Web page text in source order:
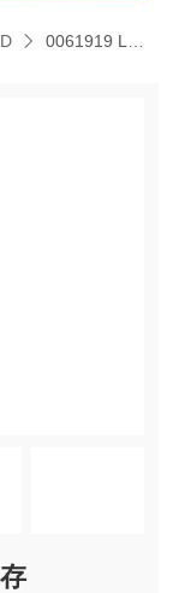
0061919 LG5925.48/61DOLD多德紧急停止模块库存